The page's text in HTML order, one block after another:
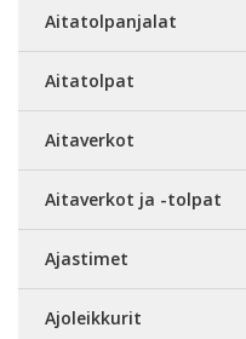
Aitatolpanjalat
Aitatolpat
Aitaverkot
Aitaverkot ja -tolpat
Ajastimet
Ajoleikkurit